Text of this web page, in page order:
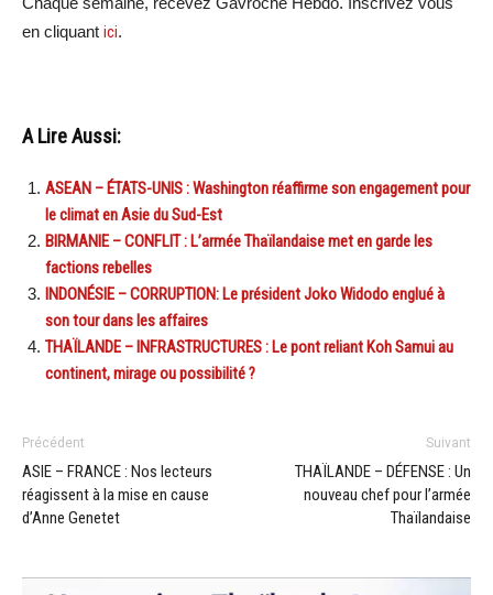
en cliquant ici.
A Lire Aussi:
ASEAN – ÉTATS-UNIS : Washington réaffirme son engagement pour
le climat en Asie du Sud-Est
BIRMANIE – CONFLIT : L’armée Thaïlandaise met en garde les
factions rebelles
INDONÉSIE – CORRUPTION: Le président Joko Widodo englué à
son tour dans les affaires
THAÏLANDE – INFRASTRUCTURES : Le pont reliant Koh Samui au
continent, mirage ou possibilité ?
Précédent
ASIE – FRANCE : Nos lecteurs
réagissent à la mise en cause
d’Anne Genetet
Suivant
THAÏLANDE – DÉFENSE : Un
nouveau chef pour l’armée
Thaïlandaise